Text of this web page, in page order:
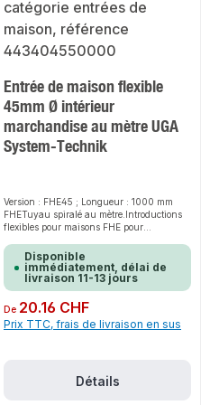
Entrée de maison flexible
45mm Ø intérieur
marchandise au mètre UGA
System-Technik
Version : FHE45 ; Longueur : 1000 mm
FHETuyau spiralé au mètre.Introductions
flexibles pour maisons FHE pour
câbles ou de conduites de toutes sortes. Le
tuyau spiralé convainc par sa matière
plastique flexible et résistante aux chocs
avec revêtement d'étanchéité à
l'expansion. Si aucune de ces longueurs
ne vous convient, contactez-nous à
l'adresse -- Bestellungen@uga.eu -- Nous
ambiantes basses Montage rapide et facile
Disponible
immédiatement, délai de
livraison 11-13 jours
Prix régulier :
De 20.16 CHF
Prix TTC, frais de livraison en sus
Détails